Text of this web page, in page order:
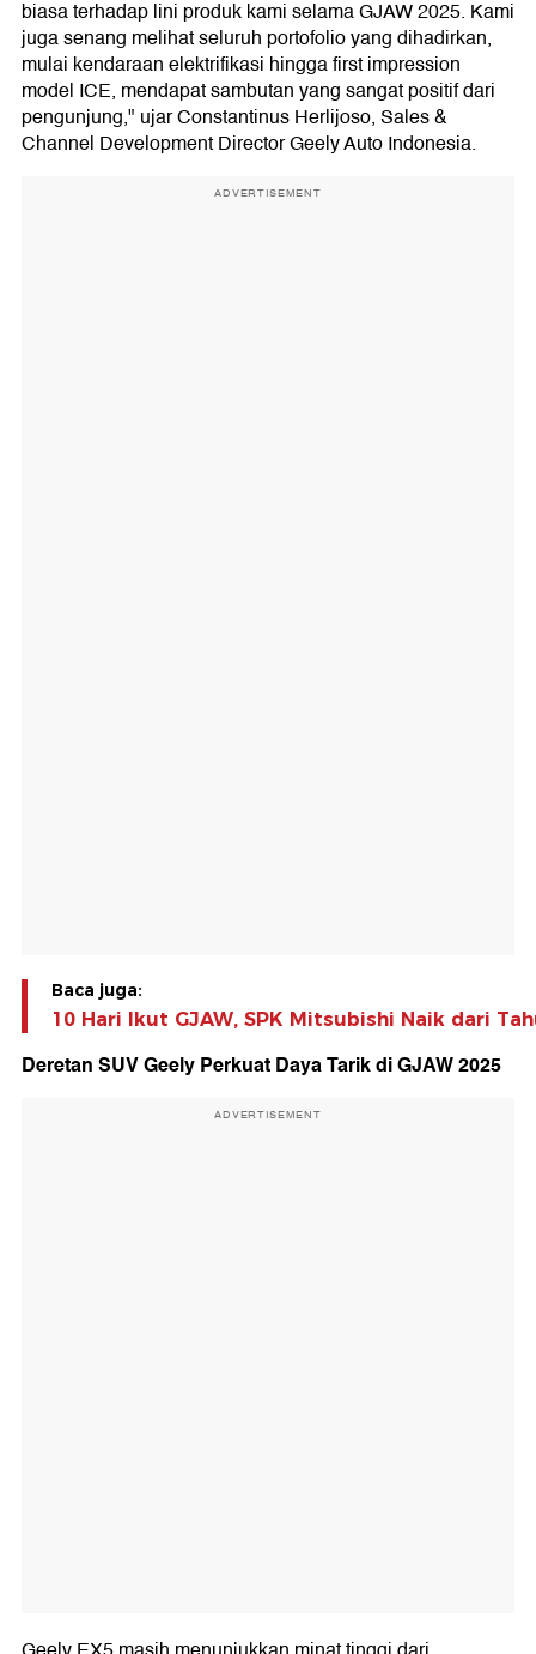
biasa terhadap lini produk kami selama GJAW 2025. Kami
juga senang melihat seluruh portofolio yang dihadirkan,
mulai kendaraan elektrifikasi hingga first impression
model ICE, mendapat sambutan yang sangat positif dari
pengunjung," ujar Constantinus Herlijoso, Sales &
Channel Development Director Geely Auto Indonesia.
ADVERTISEMENT
Baca juga:
10 Hari Ikut GJAW, SPK Mitsubishi Naik dari
Deretan SUV Geely Perkuat Daya Tarik di GJAW 2025
ADVERTISEMENT